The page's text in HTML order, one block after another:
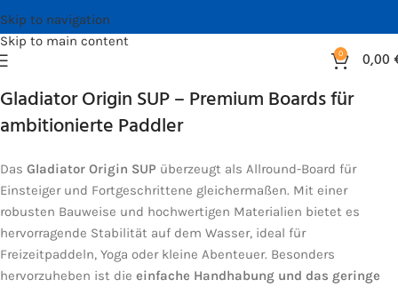
Skip to navigation
Skip to main content
0 0,00
Gladiator Origin SUP – Premium Boards für
ambitionierte Paddler
Das Gladiator Origin SUP überzeugt als Allround-Board für
Einsteiger und Fortgeschrittene gleichermaßen. Mit einer
robusten Bauweise und hochwertigen Materialien bietet es
hervorragende Stabilität auf dem Wasser, ideal für
Freizeitpaddeln, Yoga oder kleine Abenteuer. Besonders
hervorzuheben ist die einfache Handhabung und das geringe